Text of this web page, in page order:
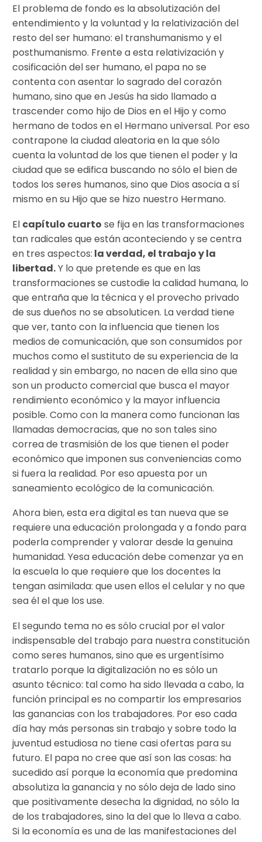
El problema de fondo es la absolutización del
entendimiento y la voluntad y la relativización del
resto del ser humano: el transhumanismo y el
posthumanismo. Frente a esta relativización y
cosificación del ser humano, el papa no se
contenta con asentar lo sagrado del corazón
humano, sino que en Jesús ha sido llamado a
trascender como hijo de Dios en el Hijo y como
hermano de todos en el Hermano universal. Por eso
contrapone la ciudad aleatoria en la que sólo
cuenta la voluntad de los que tienen el poder y la
ciudad que se edifica buscando no sólo el bien de
todos los seres humanos, sino que Dios asocia a sí
mismo en su Hijo que se hizo nuestro Hermano.
El capítulo cuarto se fija en las transformaciones
tan radicales que están aconteciendo y se centra
en tres aspectos: la verdad, el trabajo y la
libertad.Y lo que pretende es que en las
transformaciones se custodie la calidad humana, lo
que entraña que la técnica y el provecho privado
de sus dueños no se absoluticen. La verdad tiene
que ver, tanto con la influencia que tienen los
medios de comunicación, que son consumidos por
muchos como el sustituto de su experiencia de la
realidad y sin embargo, no nacen de ella sino que
son un producto comercial que busca el mayor
rendimiento económico y la mayor influencia
posible. Como con la manera como funcionan las
llamadas democracias, que no son tales sino
correa de trasmisión de los que tienen el poder
económico que imponen sus conveniencias como
si fuera la realidad. Por eso apuesta por un
saneamiento ecológico de la comunicación.
Ahora bien, esta era digital es tan nueva que se
requiere una educación prolongada y a fondo para
poderla comprender y valorar desde la genuina
humanidad. Yesa educación debe comenzar ya en
la escuela lo que requiere que los docentes la
tengan asimilada: que usen ellos el celular y no que
sea él el que los use.
El segundo tema no es sólo crucial por el valor
indispensable del trabajo para nuestra constitución
como seres humanos, sino que es urgentísimo
tratarlo porque la digitalización no es sólo un
asunto técnico: tal como ha sido llevada a cabo, la
función principal es no compartir los empresarios
las ganancias con los trabajadores. Por eso cada
día hay más personas sin trabajo y sobre todo la
juventud estudiosa no tiene casi ofertas para su
futuro. El papa no cree que así son las cosas: ha
sucedido así porque la economía que predomina
absolutiza la ganancia y no sólo deja de lado sino
que positivamente desecha la dignidad, no sólo la
de los trabajadores, sino la del que lo lleva a cabo.
Si la economía es una de las manifestaciones del